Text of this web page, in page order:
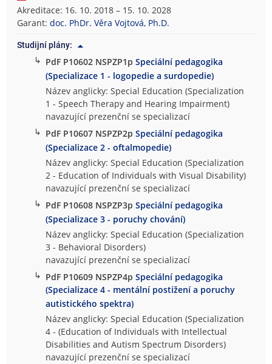
Akreditace: 16. 10. 2018 – 15. 10. 2028
Garant:doc. PhDr. Věra Vojtová, Ph.D.
Studijní plány:
↳ PdF P10602 NSPZP1pSpeciální pedagogika
(Specializace 1 - logopedie a surdopedie)
Název anglicky: Special Education (Specialization
1 - Speech Therapy and Hearing Impairment)
navazující prezenční se specializací
↳ PdF P10607 NSPZP2pSpeciální pedagogika
(Specializace 2 - oftalmopedie)
Název anglicky: Special Education (Specialization
2 - Education of Individuals with Visual Disability)
navazující prezenční se specializací
↳ PdF P10608 NSPZP3pSpeciální pedagogika
(Specializace 3 - poruchy chování)
Název anglicky: Special Education (Specialization
3 - Behavioral Disorders)
navazující prezenční se specializací
↳ PdF P10609 NSPZP4pSpeciální pedagogika
(Specializace 4 - mentální postižení a poruchy
autistického spektra)
Název anglicky: Special Education (Specialization
4 - (Education of Individuals with Intellectual
Disabilities and Autism Spectrum Disorders)
navazující prezenční se specializací